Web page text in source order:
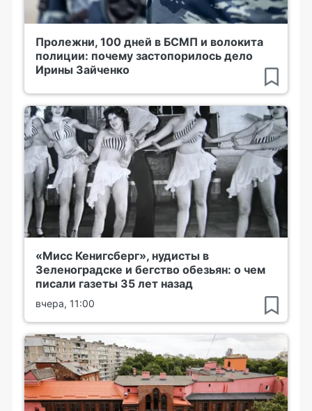
Пролежни, 100 дней в БСМП и волокита
полиции: почему застопорилось дело
Ирины Зайченко
«Мисс Кенигсберг», нудисты в
Зеленоградске и бегство обезьян: о чем
писали газеты 35 лет назад
вчера, 11:00